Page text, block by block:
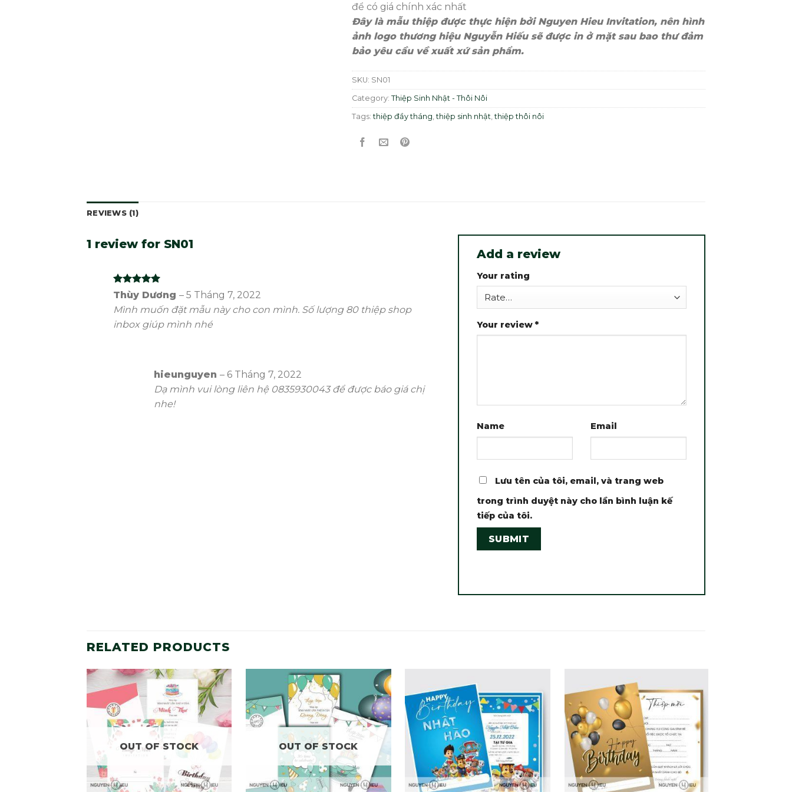
để có giá chính xác nhất
Đây là mẫu thiệp được thực hiện bởi Nguyen Hieu Invitation, nên hình
ảnh logo thương hiệu Nguyễn Hiếu sẽ được in ở mặt sau bao thư đảm
bảo yêu cầu về xuất xứ sản phẩm.
SKU: SN01
Category: Thiệp Sinh Nhật - Thôi Nôi
Tags:thiệp đầy tháng ,thiệp sinh nhật ,thiệp thôi nôi
REVIEWS (1)
1 review for SN01
Rated 5
out of 5
Thùy Dương – 5 Tháng 7, 2022
Mình muốn đặt mẫu này cho con mình. Số lượng 80 thiệp shop
inbox giúp mình nhé
hieunguyen – 6 Tháng 7, 2022
Dạ mình vui lòng liên hệ 0835930043 để được báo giá chị
nhe!
Add a review
Your rating
Your review *
Name Email
Lưu tên của tôi, email, và trang web
trong trình duyệt này cho lần bình luận kế
tiếp của tôi.
RELATED PRODUCTS
OUT OF STOCK OUT OF STOCK